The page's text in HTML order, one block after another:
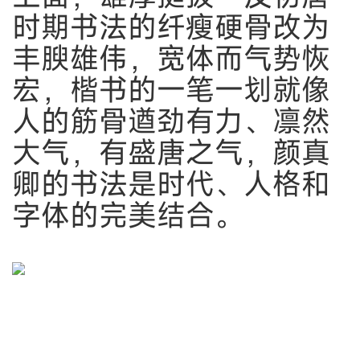
时期书法的纤瘦硬骨改为
丰腴雄伟，宽体而气势恢
宏，楷书的一笔一划就像
人的筋骨遒劲有力、凛然
大气，有盛唐之气，颜真
卿的书法是时代、人格和
字体的完美结合。